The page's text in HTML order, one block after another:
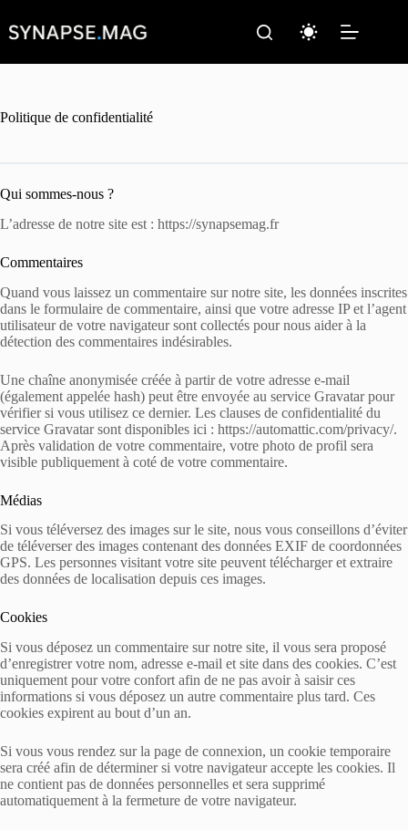
au
contenu
Politique de confidentialité
Qui sommes-nous ?
L’adresse de notre site est : https://synapsemag.fr
Commentaires
Quand vous laissez un commentaire sur notre site, les données inscrites
dans le formulaire de commentaire, ainsi que votre adresse IP et l’agent
utilisateur de votre navigateur sont collectés pour nous aider à la
détection des commentaires indésirables.
Une chaîne anonymisée créée à partir de votre adresse e-mail
(également appelée hash) peut être envoyée au service Gravatar pour
vérifier si vous utilisez ce dernier. Les clauses de confidentialité du
service Gravatar sont disponibles ici : https://automattic.com/privacy/.
Après validation de votre commentaire, votre photo de profil sera
visible publiquement à coté de votre commentaire.
Médias
Si vous téléversez des images sur le site, nous vous conseillons d’éviter
de téléverser des images contenant des données EXIF de coordonnées
GPS. Les personnes visitant votre site peuvent télécharger et extraire
des données de localisation depuis ces images.
Cookies
Si vous déposez un commentaire sur notre site, il vous sera proposé
d’enregistrer votre nom, adresse e-mail et site dans des cookies. C’est
uniquement pour votre confort afin de ne pas avoir à saisir ces
informations si vous déposez un autre commentaire plus tard. Ces
cookies expirent au bout d’un an.
Si vous vous rendez sur la page de connexion, un cookie temporaire
sera créé afin de déterminer si votre navigateur accepte les cookies. Il
ne contient pas de données personnelles et sera supprimé
automatiquement à la fermeture de votre navigateur.